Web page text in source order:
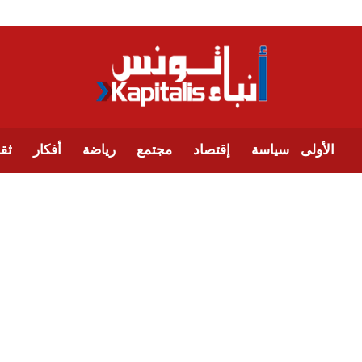
الأولى سياسة إقتصاد مجتمع رياضة أفكار